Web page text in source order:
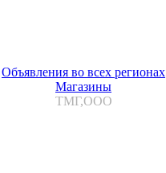
Объявления во всех регионах
Магазины
ТМГ,ООО